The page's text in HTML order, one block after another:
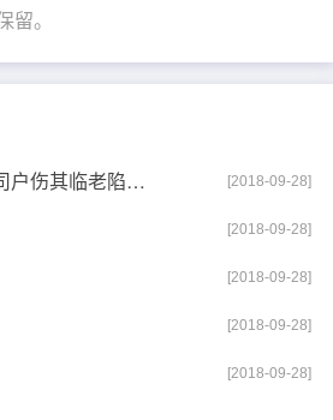
留。
送郑十八虔贬台州司户伤其临老陷贼之故阙为面别情见于 [2018-09-28]
[2018-09-28]
[2018-09-28]
[2018-09-28]
[2018-09-28]